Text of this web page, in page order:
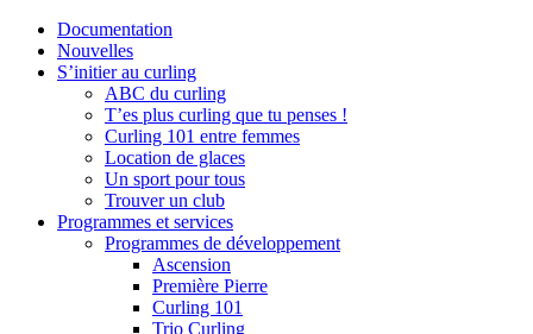
Documentation
Nouvelles
S’initier au curling
ABC du curling
T’es plus curling que tu penses !
Curling 101 entre femmes
Location de glaces
Un sport pour tous
Trouver un club
Programmes et services
Programmes de développement
Ascension
Première Pierre
Curling 101
Trio Curling